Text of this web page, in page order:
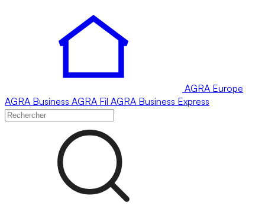
AGRA Europe
AGRA Business AGRA Fil AGRA Business Express